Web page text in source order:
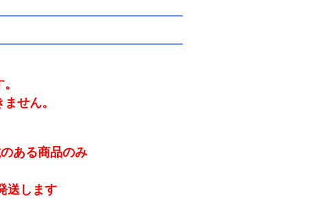
せん。
ある商品のみ
送します